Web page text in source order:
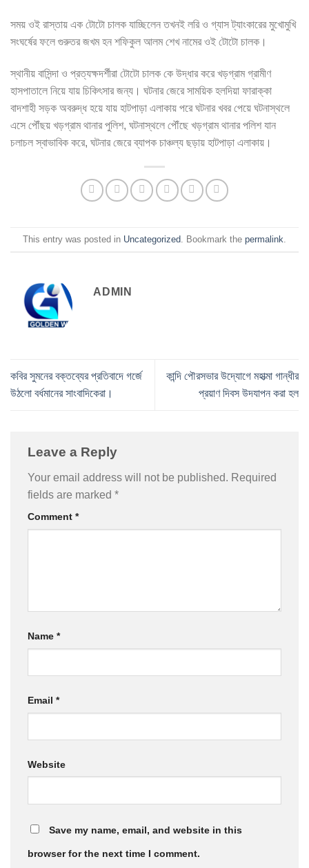
সময় ওই রাস্তায় এক টোটো চালক যাচ্ছিলেন তখনই লরি ও গ্যাস ট্যাংকারের মুখোমুখি
সংঘর্ষের ফলে গুরুতর জখম হন শফিকুল আলম শেখ নামের ওই টোটো চালক।
স্থানীয় বাসিন্দা ও প্রত্যক্ষদর্শীরা টোটো চালক কে উদ্ধার করে খড়গ্রাম গ্রামীণ
হাসপাতালে নিয়ে যায় চিকিৎসার জন্য। ঘটনার জেরে সাময়িক হলদিয়া ফারাক্কা
বাদশাহী সড়ক অবরুদ্ধ হয়ে যায় হাটপাড়া এলাকায় পরে ঘটনার খবর পেয়ে ঘটনাস্থলে
এসে পৌঁছয় খড়গ্রাম থানার পুলিশ, ঘটনাস্থলে পৌঁছে খড়গ্রাম থানার পলিশ যান
চলাচল স্বাভাবিক করে, ঘটনার জেরে ব্যাপক চাঞ্চল্য ছড়ায় হাটপাড়া এলাকায়।
This entry was posted in Uncategorized . Bookmark the permalink
ADMIN
কবির সুমনের বক্তব্যের প্রতিবাদে গর্জে
উঠলো বর্ধমানের সাংবাদিকেরা।
কান্দি পৌরসভার উদ্যোগে মহাত্মা গান্ধীর
প্রয়াণ দিবস উদযাপন করা হল
Leave a Reply
Your email address will not be published. Required
fields are marked *
Comment *
Name *
Email *
Website
Save my name, email, and website in this
browser for the next time I comment.